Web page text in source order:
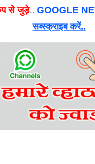
से जुड़े.. GOOGLE
सब्स्क्राइब करें..